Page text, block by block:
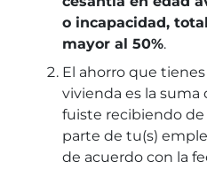
o incapacidad,
mayor al 50%.
El ahorro que
vivienda es la suma
fuiste recibiendo de
parte de tu(s)
de acuerdo con la